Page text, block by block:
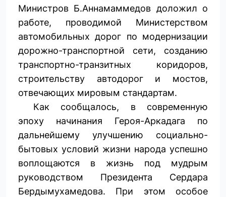
Министров Б.Аннамаммедов доложил о
работе, проводимой Министерством
автомобильных дорог по модернизации
дорожно-транспортной сети, созданию
транспортно-транзитных коридоров,
строительству автодорог и мостов,
отвечающих мировым стандартам.
Как сообщалось, в современную
эпоху начинания Героя-Аркадага по
дальнейшему улучшению социально-
бытовых условий жизни народа успешно
воплощаются в жизнь под мудрым
руководством Президента Сердара
Бердымухамедова. При этом особое